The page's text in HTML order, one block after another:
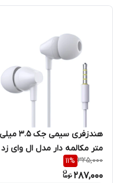
هندزفری سیمی جک 3.5 میلی
متر مکالمه دار مدل ال وای زد
LYZ Y205 - مشکی
325,000
11%
287,000